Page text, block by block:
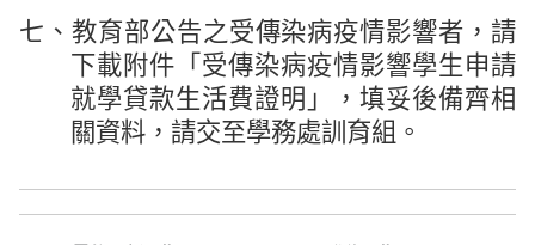
七、教育部公告之受傳染病疫情影響者，請
下載附件「受傳染病疫情影響學生申請
就學貸款生活費證明」，填妥後備齊相
關資料，請交至學務處訓育組。